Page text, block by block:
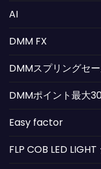
AI
DMM FX
DMMスプリングセ
DMMポイント最大
Easy factor
FLP COB LED